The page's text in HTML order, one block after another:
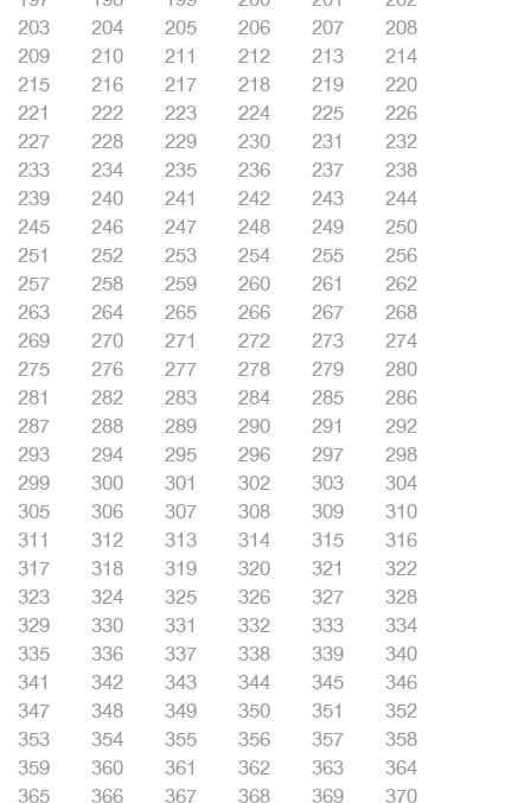
203
204 205 206 207
208
209
210 211 212 213
214
215
216 217 218 219
220
221
222 223 224 225
226
227
228 229 230 231
232
233
234 235 236 237
238
239
240 241 242 243
244
245
246 247 248 249
250
251
252 253 254 255
256
257
258 259 260 261
262
263
264 265 266 267
268
269
270 271 272 273
274
275
276 277 278 279
280
281
282 283 284 285
286
287
288 289 290 291
292
293
294 295 296 297
298
299
300 301 302 303
304
305
306 307 308 309
310
311
312 313 314 315
316
317
318 319 320 321
322
323
324 325 326 327
328
329
330 331 332 333
334
335
336 337 338 339
340
341
342 343 344 345
346
347
348 349 350 351
352
353
354 355 356 357
358
359
360 361 362 363
364
365
366 367 368 369
370